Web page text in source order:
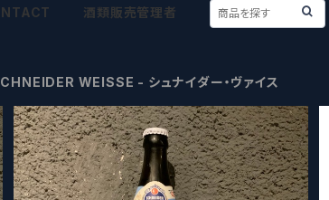
酒類販売管理者
WEISSE - シュナイダー・ヴァイス